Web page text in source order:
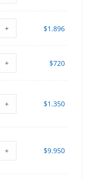
+ $1.896
+ $720
+ $1.350
+ $9.950